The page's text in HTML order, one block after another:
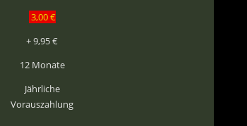
3,00 €
+ 9,95 €
12 Monate
Jährliche
Vorauszahlung